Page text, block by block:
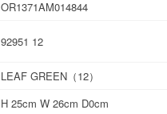
OR1371AM014844
92951 12
LEAF GREEN（12）
H 25cm W 26cm D0cm